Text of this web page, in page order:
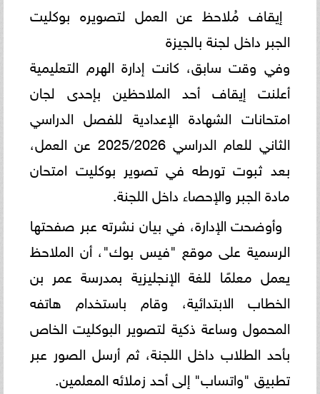
إيقاف مُلاحظ عن العمل لتصويره بوكليت
الجبر داخل لجنة بالجيزة
وفي وقت سابق، كانت إدارة الهرم التعليمية
أعلنت إيقاف أحد الملاحظين بإحدى لجان
امتحانات الشهادة الإعدادية للفصل الدراسي
الثاني للعام الدراسي 2025/2026 عن العمل،
بعد ثبوت تورطه في تصوير بوكليت امتحان
مادة الجبر والإحصاء داخل اللجنة.
وأوضحت الإدارة، في بيان نشرته عبر صفحتها
الرسمية على موقع "فيس بوك"، أن الملاحظ
يعمل معلمًا للغة الإنجليزية بمدرسة عمر بن
الخطاب الابتدائية، وقام باستخدام هاتفه
المحمول وساعة ذكية لتصوير البوكليت الخاص
بأحد الطلاب داخل اللجنة، ثم أرسل الصور عبر
تطبيق "واتساب" إلى أحد زملائه المعلمين.